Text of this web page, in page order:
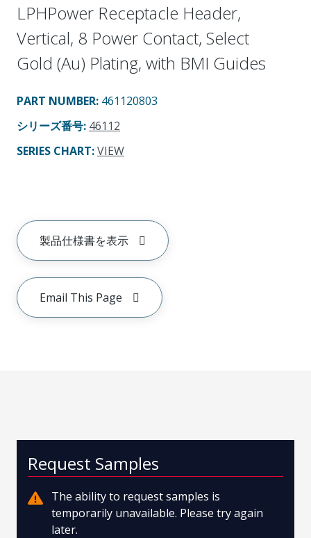
LPHPower Receptacle Header,
Vertical, 8 Power Contact, Select
Gold (Au) Plating, with BMI Guides
PART NUMBER: 461120803
シリーズ番号: 46112
SERIES CHART:VIEW
製品仕様書を表示
Email This Page
Request Samples
The ability to request samples is
temporarily unavailable. Please try again
later.